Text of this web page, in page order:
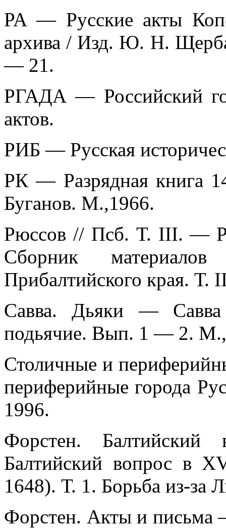
PA — Русские акты
архива / Изд. Ю. Н.
— 21.
РГАДА — Российский
актов.
РИБ — Русская
РК — Разрядная книга
Буганов. М.,1966.
Рюссов // Псб. Т. III. —
Сборник
Прибалтийского края. Т.
Савва. Дьяки —
подьячие. Вып. 1 — 2.
Столичные и
периферийные города
1996.
Форстен.
Балтийский вопрос в
1648). Т. 1. Борьба из-за
Форстен. Акты и